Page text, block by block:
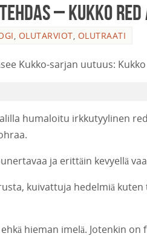
– Kukko Red
, OLUTARVIOT, OLUTRAATI
Kukko-sarjan uutuus: Kukko
humaloitu irkkutyylinen
ja erittäin kevyellä
kuivattuja hedelmiä kuten
hieman imelä. Jotenkin